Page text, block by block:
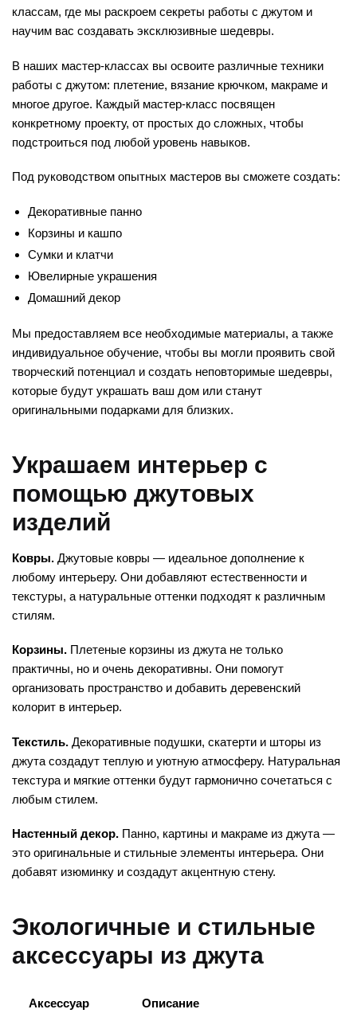
классам, где мы раскроем секреты работы с джутом и
научим вас создавать эксклюзивные шедевры.
В наших мастер-классах вы освоите различные техники
работы с джутом: плетение, вязание крючком, макраме и
многое другое. Каждый мастер-класс посвящен
конкретному проекту, от простых до сложных, чтобы
подстроиться под любой уровень навыков.
Под руководством опытных мастеров вы сможете создать:
Декоративные панно
Корзины и кашпо
Сумки и клатчи
Ювелирные украшения
Домашний декор
Мы предоставляем все необходимые материалы, а также
индивидуальное обучение, чтобы вы могли проявить свой
творческий потенциал и создать неповторимые шедевры,
которые будут украшать ваш дом или станут
оригинальными подарками для близких.
Украшаем интерьер с
помощью джутовых
изделий
Ковры. Джутовые ковры — идеальное дополнение к
любому интерьеру. Они добавляют естественности и
текстуры, а натуральные оттенки подходят к различным
стилям.
Корзины. Плетеные корзины из джута не только
практичны, но и очень декоративны. Они помогут
организовать пространство и добавить деревенский
колорит в интерьер.
Текстиль. Декоративные подушки, скатерти и шторы из
джута создадут теплую и уютную атмосферу. Натуральная
текстура и мягкие оттенки будут гармонично сочетаться с
любым стилем.
Настенный декор. Панно, картины и макраме из джута —
это оригинальные и стильные элементы интерьера. Они
добавят изюминку и создадут акцентную стену.
Экологичные и стильные
аксессуары из джута
Аксессуар Описание